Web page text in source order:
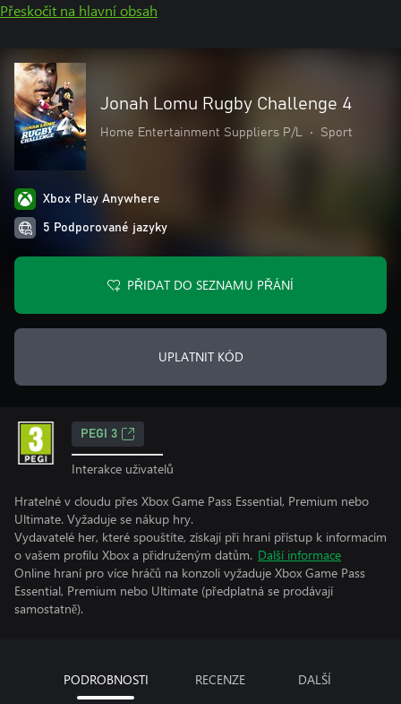
Přeskočit na hlavní obsah
Jonah Lomu Rugby Challenge 4
Home Entertainment Suppliers P/L • Sport
Xbox Play Anywhere
5 Podporované jazyky
PŘIDAT DO SEZNAMU PŘÁNÍ
UPLATNIT KÓD
PEGI 3
Interakce uživatelů
Hratelné v cloudu přes Xbox Game Pass Essential, Premium nebo
Ultimate. Vyžaduje se nákup hry.
Vydavatelé her, které spouštíte, získají při hraní přístup k informacím
o vašem profilu Xbox a přidruženým datům. Další informace
Online hraní pro více hráčů na konzoli vyžaduje Xbox Game Pass
Essential, Premium nebo Ultimate (předplatná se prodávají
samostatně).
PODROBNOSTI RECENZE DALŠÍ